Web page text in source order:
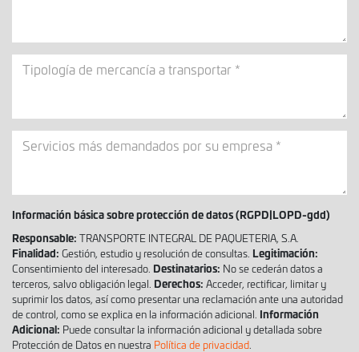
Tipología
a
transportar
Servicios
por
su
empresa
Información básica sobre protección de datos (RGPD|LOPD-gdd)
Responsable: TRANSPORTE INTEGRAL DE PAQUETERIA, S.A.
Finalidad: Gestión, estudio y resolución de consultas. Legitimación:
Consentimiento del interesado. Destinatarios: No se cederán datos a
terceros, salvo obligación legal. Derechos: Acceder, rectificar, limitar y
suprimir los datos, así como presentar una reclamación ante una autoridad
de control, como se explica en la información adicional. Información
Adicional: Puede consultar la información adicional y detallada sobre
Protección de Datos en nuestra Política de privacidad